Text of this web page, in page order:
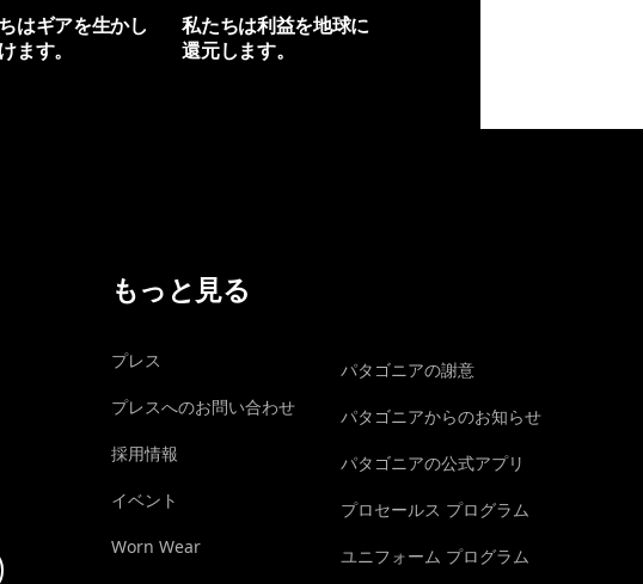
はギアを生かし
ます。
私たちは利益を地球に
還元します。
もっと見る
プレス
プレスへのお問い合わせ
採用情報
イベント
Worn Wear
パタゴニアの謝意
パタゴニアからのお知らせ
パタゴニアの公式アプリ
プロセールス プログラム
ユニフォーム プログラム